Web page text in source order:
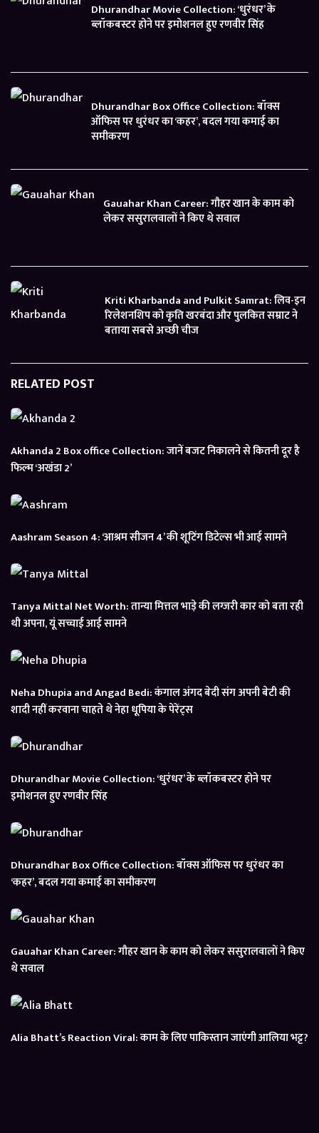
Dhurandhar Movie Collection: ‘धुरंधर’ के
ब्लॉकबस्टर होने पर इमोशनल हुए रणवीर सिंह
Dhurandhar Box Office Collection: बॉक्स
ऑफिस पर धुरंधर का ‘कहर’, बदल गया कमाई का
समीकरण
Gauahar Khan Career: गौहर खान के काम को
लेकर ससुरालवालों ने किए थे सवाल
Kriti Kharbanda and Pulkit Samrat: लिव-इन
रिलेशनशिप को कृति खरबंदा और पुलकित सम्राट ने
बताया सबसे अच्छी चीज
RELATED POST
Akhanda 2 Box office Collection: जानें बजट निकालने से कितनी दूर है
फिल्म ‘अखंडा 2’
Aashram Season 4: ‘आश्रम सीजन 4’ की शूटिंग डिटेल्स भी आई सामने
Tanya Mittal Net Worth: तान्या मित्तल भाड़े की लग्जरी कार को बता रही
थी अपना, यूं सच्चाई आई सामने
Neha Dhupia and Angad Bedi: कंगाल अंगद बेदी संग अपनी बेटी की
शादी नहीं करवाना चाहते थे नेहा धूपिया के पेरेंट्स
Dhurandhar Movie Collection: ‘धुरंधर’ के ब्लॉकबस्टर होने पर
इमोशनल हुए रणवीर सिंह
Dhurandhar Box Office Collection: बॉक्स ऑफिस पर धुरंधर का
‘कहर’, बदल गया कमाई का समीकरण
Gauahar Khan Career: गौहर खान के काम को लेकर ससुरालवालों ने किए
थे सवाल
Alia Bhatt’s Reaction Viral: काम के लिए पाकिस्तान जाएंगी आलिया भट्ट?